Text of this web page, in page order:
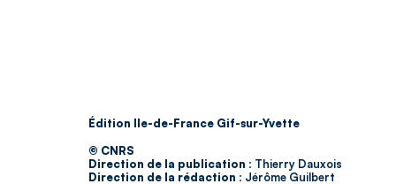
Édition Ile-de-France Gif-sur-Yvette
© CNRS
Direction de la publication : Thierry Dauxois
Direction de la rédaction : Jérôme Guilbert